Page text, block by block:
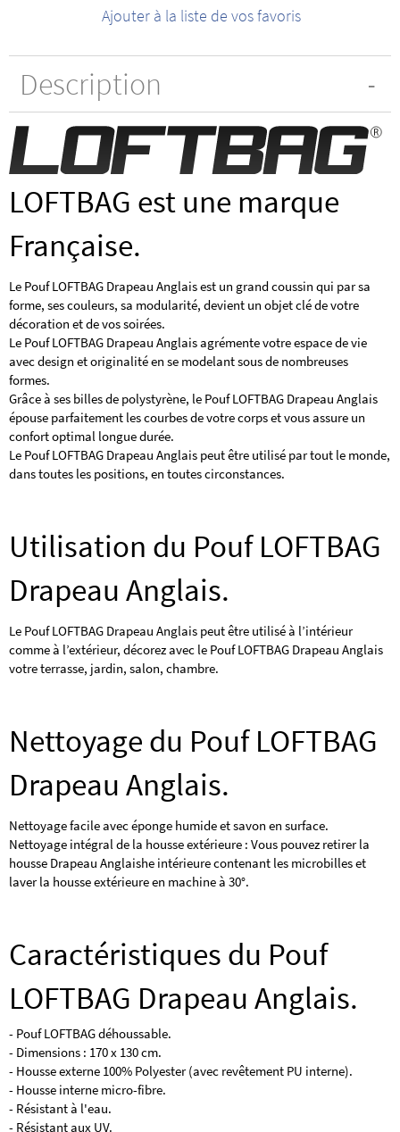
Ajouter à la liste de vos favoris
Description
LOFTBAG est une marque
Française.
Le Pouf LOFTBAG Drapeau Anglais est un grand coussin qui par sa
forme, ses couleurs, sa modularité, devient un objet clé de votre
décoration et de vos soirées.
Le Pouf LOFTBAG Drapeau Anglais agrémente votre espace de vie
avec design et originalité en se modelant sous de nombreuses
formes.
Grâce à ses billes de polystyrène, le Pouf LOFTBAG Drapeau Anglais
épouse parfaitement les courbes de votre corps et vous assure un
confort optimal longue durée.
Le Pouf LOFTBAG Drapeau Anglais peut être utilisé par tout le monde,
dans toutes les positions, en toutes circonstances.
Utilisation du Pouf LOFTBAG
Drapeau Anglais.
Le Pouf LOFTBAG Drapeau Anglais peut être utilisé à l’intérieur
comme à l’extérieur, décorez avec le Pouf LOFTBAG Drapeau Anglais
votre terrasse, jardin, salon, chambre.
Nettoyage du Pouf LOFTBAG
Drapeau Anglais.
Nettoyage facile avec éponge humide et savon en surface.
Nettoyage intégral de la housse extérieure : Vous pouvez retirer la
housse Drapeau Anglaishe intérieure contenant les microbilles et
laver la housse extérieure en machine à 30°.
Caractéristiques du Pouf
LOFTBAG Drapeau Anglais.
- Pouf LOFTBAG déhoussable.
- Dimensions : 170 x 130 cm.
- Housse externe 100% Polyester (avec revêtement PU interne).
- Housse interne micro-fibre.
- Résistant à l'eau.
- Résistant aux UV.